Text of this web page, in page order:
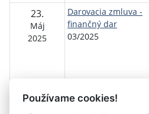
23.
Máj
2025
Darovacia zmluva -
finančný dar
03/2025
11.
Apríl
Zmluva o poskytovaní
služieb
Používame cookies!